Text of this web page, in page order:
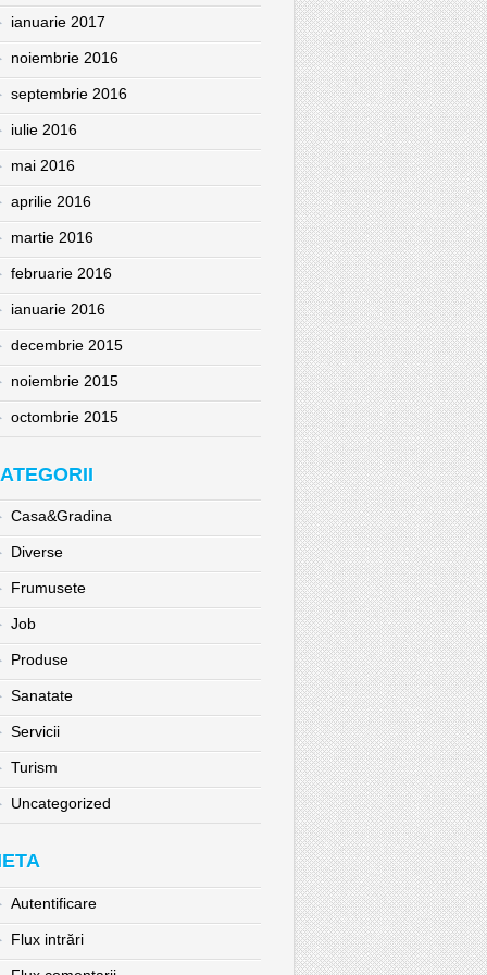
ianuarie 2017
noiembrie 2016
septembrie 2016
iulie 2016
mai 2016
aprilie 2016
martie 2016
februarie 2016
ianuarie 2016
decembrie 2015
noiembrie 2015
octombrie 2015
Casa&Gradina
Diverse
Frumusete
Job
Produse
Sanatate
Servicii
Turism
Uncategorized
Autentificare
Flux intrări